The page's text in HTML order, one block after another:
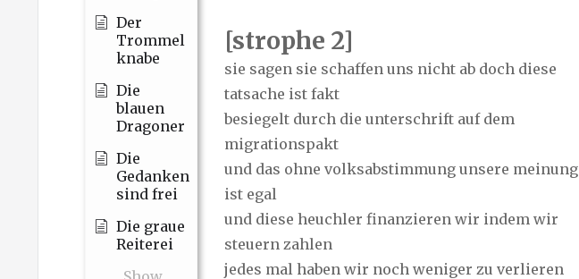
Der
Trommel
knabe
Die
blauen
Dragoner
Die
Gedanken
sind frei
Die graue
Reiterei
[strophe 2]
sie sagen sie schaffen uns nicht ab doch diese
tatsache ist fakt
besiegelt durch die unterschrift auf dem
migrationspakt
und das ohne volksabstimmung unsere meinung
ist egal
und diese heuchler finanzieren wir indem wir
steuern zahlen
jedes mal haben wir noch weniger zu verlieren